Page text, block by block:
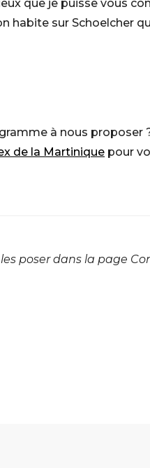
que je puisse vous
habite sur Schoelcher
à nous proposer
de la Martinique pour
poser dans la page